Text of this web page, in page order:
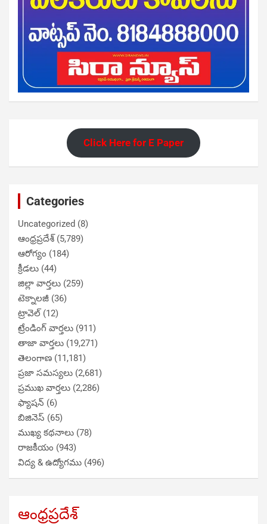
Click Here for E Paper
Categories
Uncategorized (8)
ఆంధ్రప్రదేశ్(5,789)
ఆరోగ్యం (184)
క్రీడలు (44)
జిల్లా వార్తలు (259)
టెక్నాలజీ (36)
ట్రావెల్(12)
ట్రేండింగ్ వార్తలు (911)
తాజా వార్తలు (19,271)
తెలంగాణ (11,181)
ప్రజా సమస్యలు (2,681)
ప్రముఖ వార్తలు (2,286)
ఫ్యాషన్ (6)
బిజినెస్ (65)
ముఖ్య కథనాలు (78)
రాజకీయం (943)
విద్య & ఉద్యోగము (496)
ఆంధ్రప్రదేశ్